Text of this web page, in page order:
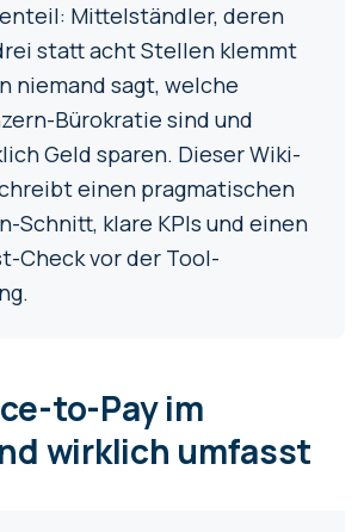
Mittelständler, deren
statt acht Stellen klemmt
niemand sagt, welche
Bürokratie sind und
Geld sparen. Dieser Wiki-
einen pragmatischen
Schnitt, klare KPIs und einen
Check vor der Tool-
to-Pay im
wirklich umfasst